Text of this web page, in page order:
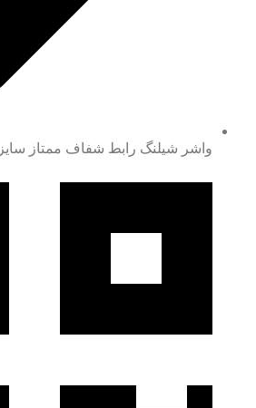
واشر شيلنگ رابط شفاف ممتاز سايز 3/8